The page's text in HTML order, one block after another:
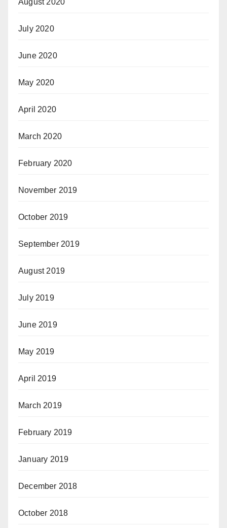
August 2020
July 2020
June 2020
May 2020
April 2020
March 2020
February 2020
November 2019
October 2019
September 2019
August 2019
July 2019
June 2019
May 2019
April 2019
March 2019
February 2019
January 2019
December 2018
October 2018